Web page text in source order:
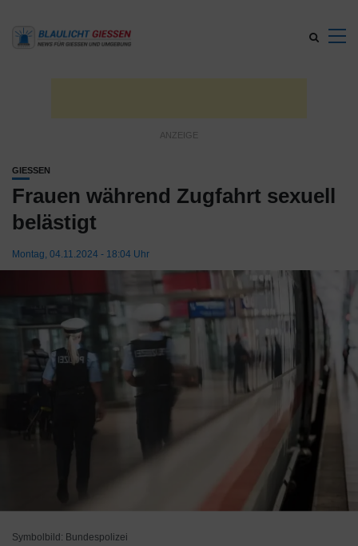
GIESSEN
Frauen während Zugfahrt sexuell
belästigt
Montag, 04.11.2024 - 18:04 Uhr
Symbolbild: Bundespolizei